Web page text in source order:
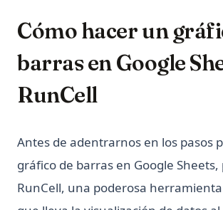
Sklearn Train Test Split: Complete Guide
Python
Sklearn Train Test Split: Guía Completa
en Python
Text Cleaning in Python: Effective Data
Cómo hacer un
barras en Google
RunCell
Antes de adentrarnos en los pasos
gráfico de barras en Google
RunCell, una poderosa